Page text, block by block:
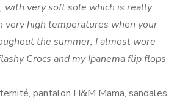
with very soft sole which is really
high temperatures when your
the summer, I almost wore
Crocs and my Ipanema flip flops
pantalon H&M Mama, sandales